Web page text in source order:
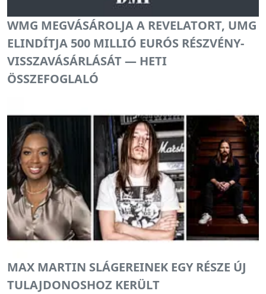
WMG MEGVÁSÁROLJA A REVELATORT, UMG
ELINDÍTJA 500 MILLIÓ EURÓS RÉSZVÉNY-
VISSZAVÁSÁRLÁSÁT — HETI
ÖSSZEFOGLALÓ
MAX MARTIN SLÁGEREINEK EGY RÉSZE ÚJ
TULAJDONOSHOZ KERÜLT